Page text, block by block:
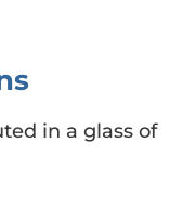
in a glass of